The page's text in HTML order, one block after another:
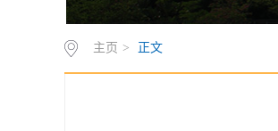
主页 > 正文